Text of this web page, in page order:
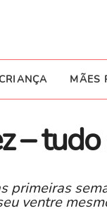
MÃES
–
primeiras
ventre